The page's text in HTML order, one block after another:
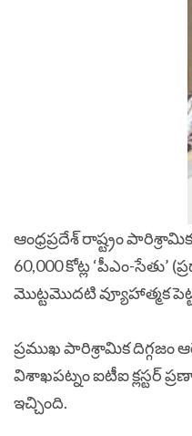
ఆంధ్రప్రదేశ్ రాష్ట్రం
60,000 కోట్ల ‘పీఎం-
మొట్టమొదటి వ్యూహాత్మక
ప్రముఖ పారిశ్రామిక
విశాఖపట్నం ఐటీఐ క్లస్టర్
ఇచ్చింది.